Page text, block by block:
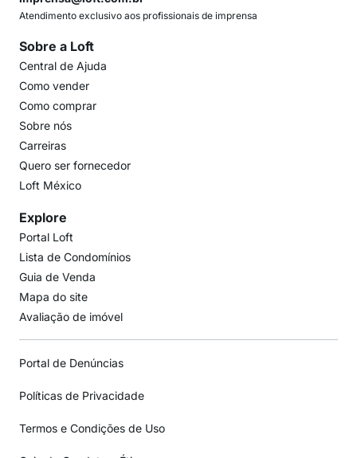
Atendimento exclusivo aos profissionais de imprensa
Sobre a Loft
Central de Ajuda
Como vender
Como comprar
Sobre nós
Carreiras
Quero ser fornecedor
Loft México
Explore
Portal Loft
Lista de Condomínios
Guia de Venda
Mapa do site
Avaliação de imóvel
Portal de Denúncias
Políticas de Privacidade
Termos e Condições de Uso